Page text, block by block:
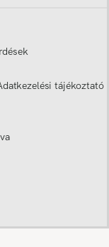
tájékoztató